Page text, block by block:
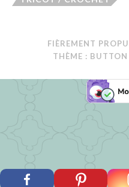
FIÈREMENT
THÈME : BUTTON